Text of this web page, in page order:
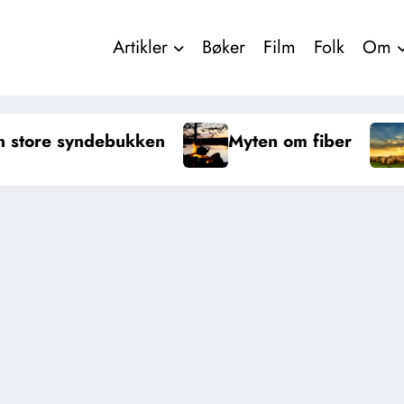
Artikler Bøker Film Folk Om
Myten om fiber Trenger vi vitamin C?